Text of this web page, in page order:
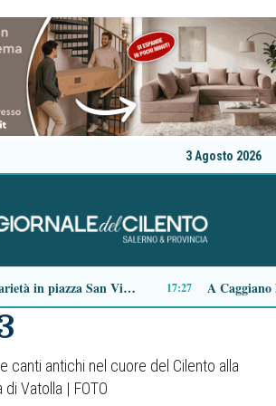
3 Agosto 2026
Agropoli, al via la stagione teatrale 2026/2027: nove spettacoli tra grandi nomi e omaggi a De Filippo
canti antichi nel cuore del Cilento alla
Vatolla | FOTO